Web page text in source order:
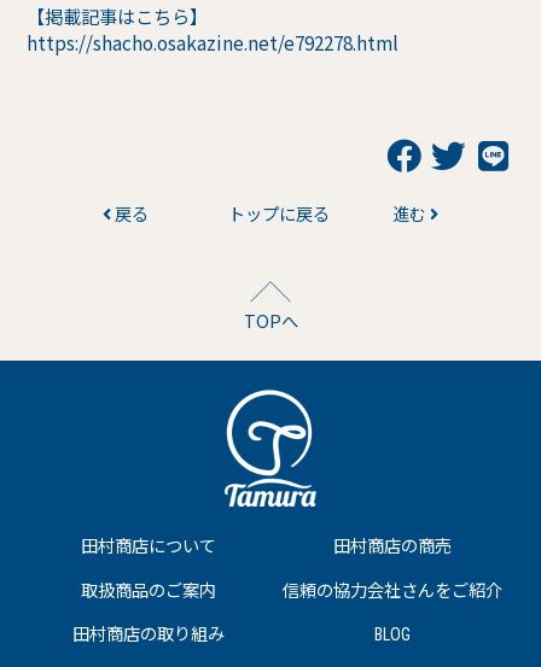
【掲載記事はこちら】
https://shacho.osakazine.net/e792278.html
戻る トップに戻る 進む
TOPへ
田村商店について 田村商店の商売
取扱商品のご案内 信頼の協力会社さんをご紹介
田村商店の取り組み BLOG